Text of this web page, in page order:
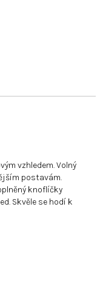
vzhledem. Volný
postavám.
knoflíčky
Skvěle se hodí k